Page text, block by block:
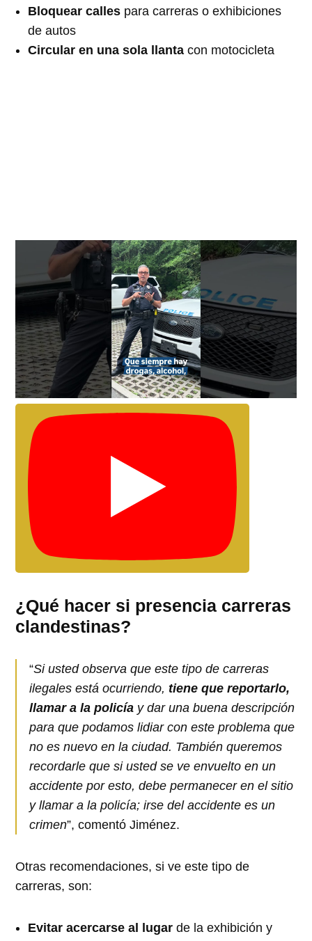
Bloquear calles para carreras o exhibiciones
de autos
Circular en una sola llanta con motocicleta
¿Qué hacer si presencia carreras
clandestinas?
“Si usted observa que este tipo de carreras
ilegales está ocurriendo,tiene que reportarlo,
llamar a la policía y dar una buena descripción
para que podamos lidiar con este problema que
no es nuevo en la ciudad. También queremos
recordarle que si usted se ve envuelto en un
accidente por esto, debe permanecer en el sitio
y llamar a la policía; irse del accidente es un
crimen”, comentó Jiménez.
Otras recomendaciones, si ve este tipo de
carreras, son:
Evitar acercarse al lugar de la exhibición y